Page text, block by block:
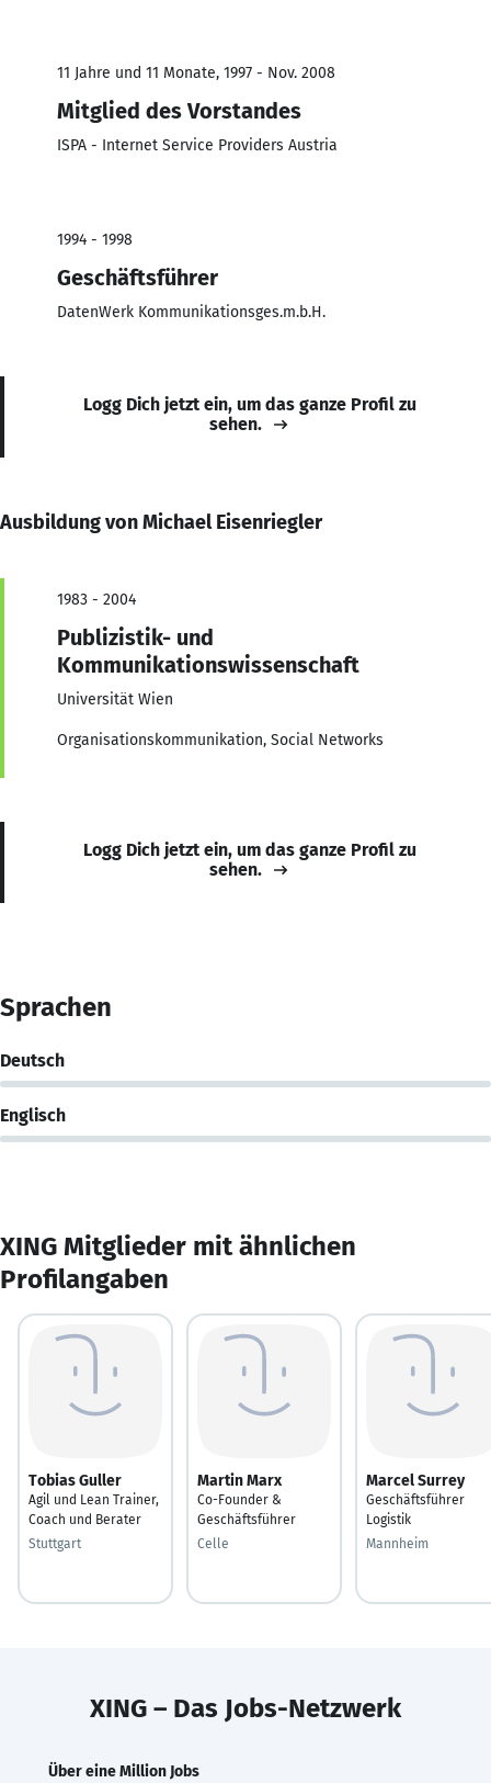
11 Jahre und 11 Monate, 1997 - Nov. 2008
Mitglied des Vorstandes
ISPA - Internet Service Providers Austria
1994 - 1998
Geschäftsführer
DatenWerk Kommunikationsges.m.b.H.
Logg Dich jetzt ein, um das ganze Profil zu
sehen.
Ausbildung von Michael Eisenriegler
1983 - 2004
Publizistik- und
Kommunikationswissenschaft
Universität Wien
Organisationskommunikation, Social Networks
Logg Dich jetzt ein, um das ganze Profil zu
sehen.
Sprachen
Deutsch
Englisch
XING Mitglieder mit ähnlichen
Profilangaben
Tobias Guller
Agil und Lean Trainer,
Coach und Berater
Stuttgart
Martin Marx
Co-Founder &
Geschäftsführer
Celle
Marcel Surrey
Geschäftsführer
Logistik
Mannheim
XING – Das Jobs-Netzwerk
Über eine Million Jobs